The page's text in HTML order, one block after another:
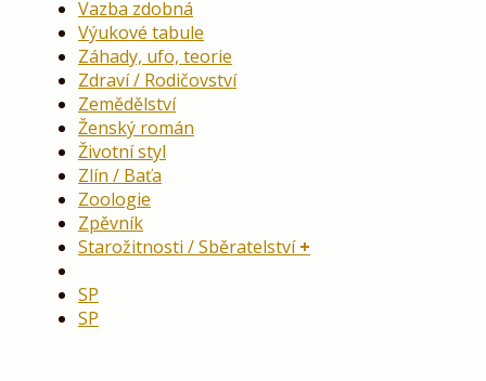
Vazba zdobná
Výukové tabule
Záhady, ufo, teorie
Zdraví / Rodičovství
Zemědělství
Ženský román
Životní styl
Zlín / Baťa
Zoologie
Zpěvník
Starožitnosti / Sběratelství
SP
SP